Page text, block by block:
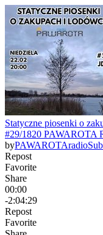
Statyczne piosenki o
#29/1820 PAWAROTA
byPAWAROTAradio
Repost
Favorite
Share
00:00
-2:04:29
Repost
Favorite